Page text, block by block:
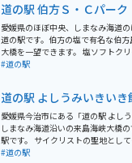
ランがあり、新鮮な魚介類や柑橘系
しむことができます。また、レン
も併設されており、手軽にサイク
できます。自転車を持ち込んでい
車を借りて、しまなみ海道の絶景を
富んだ海岸線や島々の風景が楽しめ
グにも最適なルートです。道の駅で
内の風を感じてみてください。道の
海峡大橋の展望台や、村上水軍博
トも点在しています。
道の駅 伯方Ｓ・Ｃパーク
愛媛県のほぼ中央、しまなみ海道
道の駅です。伯方の塩で有名な伯
大橋を一望できます。 塩ソフトクリームや、伯方の塩を
使ったラーメンなど、ここでしか味
するライダーにとって、休憩場所と
く、来島海峡大橋をバックに写真撮
めです。道の駅から橋までは、自
す。
#道の駅
道の駅 よしうみいきいき
愛媛県今治市にある「道の駅 よし
しまなみ海道沿いの来島海峡大橋
駅です。 サイクリストの聖地としても知られるしまなみ
海道の中継地点として、多くのサイ
#道の駅